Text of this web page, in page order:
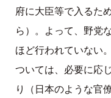
府に大臣等で入るた
ら）。よって、野党
ほど行われていない
ついては、必要に応
り（日本のような官